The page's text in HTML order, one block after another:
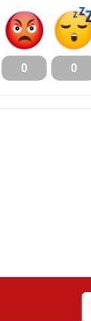
0 0